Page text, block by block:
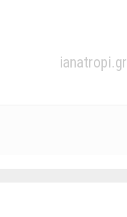
ianatropi.gr